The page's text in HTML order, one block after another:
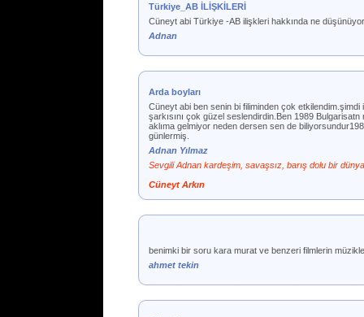
Türkiye_AB İLİŞKİLERİ
Cüneyt abi Türkiye -AB ilişkleri hakkında ne
Adnan
Arda boyları
Cüneyt abi ben senin bi filiminden çok
şarkısını çok güzel seslendirdin.Ben 1989
aklıma gelmiyor neden dersen sen de
günlermiş.
Adnan Yılmaz
Sevgili Adnan kardeşim, savaşsız, barış dolu bir
Cüneyt Arkın
benimki bir soru kara murat ve benzeri filmlerin
ahmet tekin